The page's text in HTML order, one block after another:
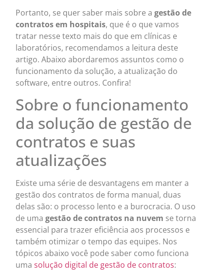
Portanto, se quer saber mais sobre agestão de
contratos em hospitais, que é o que vamos
tratar nesse texto mais do que em clínicas e
laboratórios, recomendamos a leitura deste
artigo. Abaixo abordaremos assuntos como o
funcionamento da solução, a atualização do
software, entre outros. Confira!
Sobre o funcionamento
da solução de gestão de
contratos e suas
atualizações
Existe uma série de desvantagens em manter a
gestão dos contratos de forma manual, duas
delas são: o processo lento e a burocracia. O uso
de umagestão de contratos na nuvem se torna
essencial para trazer eficiência aos processos e
também otimizar o tempo das equipes. Nos
tópicos abaixo você pode saber como funciona
umasolução digital de gestão de contratos: